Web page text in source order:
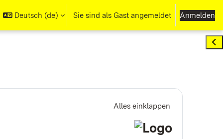
Deutsch ‎(de)‎ Sie sind als Gast angemeldet Anmelden
Alles einklappen